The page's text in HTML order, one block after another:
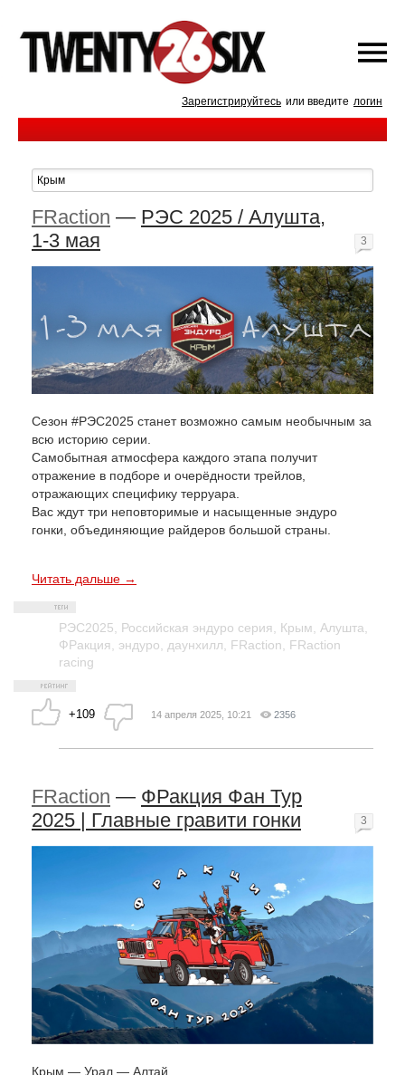
Зарегистрируйтесь или введите логин
FRaction — РЭС 2025 / Алушта,
1-3 мая
Сезон #РЭС2025 станет возможно самым необычным за
всю историю серии.
Самобытная атмосфера каждого этапа получит
отражение в подборе и очерёдности трейлов,
отражающих специфику терруара.
Вас ждут три неповторимые и насыщенные эндуро
гонки, объединяющие райдеров большой страны.
Читать дальше →
РЭС2025, Российская эндуро серия, Крым, Алушта,
ФРакция, эндуро, даунхилл, FRaction, FRaction
racing
+109
3
14 апреля 2025, 10:21 2356
FRaction — ФРакция Фан Тур
2025 | Главные гравити гонки
Крым — Урал — Алтай
3